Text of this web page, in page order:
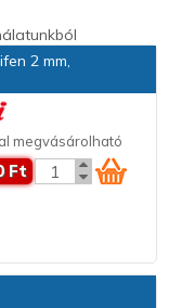
2 mm,
megvásárolható
Ft